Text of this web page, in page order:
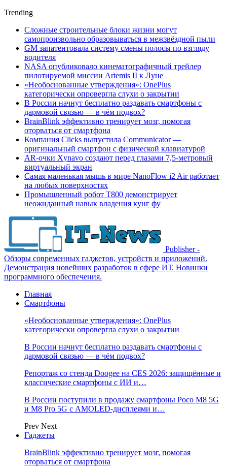
Trending
Сложные строительные блоки жизни могут
самопроизвольно образовываться в межзвёздной пыли
GM запатентовала систему смены полосы по взгляду
водителя
NASA опубликовало кинематографичный трейлер
пилотируемой миссии Artemis II к Луне
«Необоснованные утверждения»: OnePlus
категорически опровергла слухи о закрытии
В России начнут бесплатно раздавать смартфоны с
дармовой связью — в чём подвох?
BrainBlink эффективно тренирует мозг, помогая
оторваться от смартфона
Компания Clicks выпустила Communicator —
оригинальный смартфон с физической клавиатурой
AR-очки Xynavo создают перед глазами 7,5-метровый
виртуальный экран
Самая маленькая мышь в мире NanoFlow i2 Air работает
на любых поверхностях
Промышленный робот Т800 демонстрирует
неожиданный навык владения кунг фу
Publisher -
Обзоры современных гаджетов, устройств и приложений.
Демонстрация новейших разработок в сфере ИТ. Новинки
программного обеспечения.
Главная
Смартфоны
«Необоснованные утверждения»: OnePlus
категорически опровергла слухи о закрытии
В России начнут бесплатно раздавать смартфоны с
дармовой связью — в чём подвох?
Репортаж со стенда Doogee на CES 2026: защищённые и
классические смартфоны с ИИ и…
В России поступили в продажу смартфоны Poco M8 5G
и M8 Pro 5G с AMOLED-дисплеями и…
Prev Next
Гаджеты
BrainBlink эффективно тренирует мозг, помогая
оторваться от смартфона